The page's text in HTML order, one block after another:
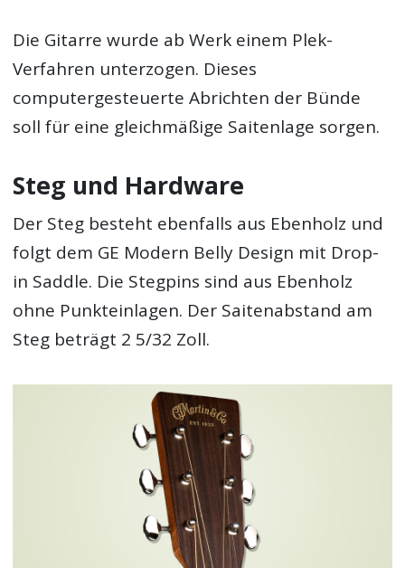
Die Gitarre wurde ab Werk einem Plek-
Verfahren unterzogen. Dieses
computergesteuerte Abrichten der Bünde
soll für eine gleichmäßige Saitenlage sorgen.
Steg und Hardware
Der Steg besteht ebenfalls aus Ebenholz und
folgt dem GE Modern Belly Design mit Drop-
in Saddle. Die Stegpins sind aus Ebenholz
ohne Punkteinlagen. Der Saitenabstand am
Steg beträgt 2 5/32 Zoll.